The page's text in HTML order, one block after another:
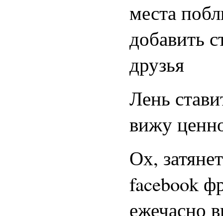
места
добавить
друзья
Лень
вижу
Ох,
facebook
ежечасно